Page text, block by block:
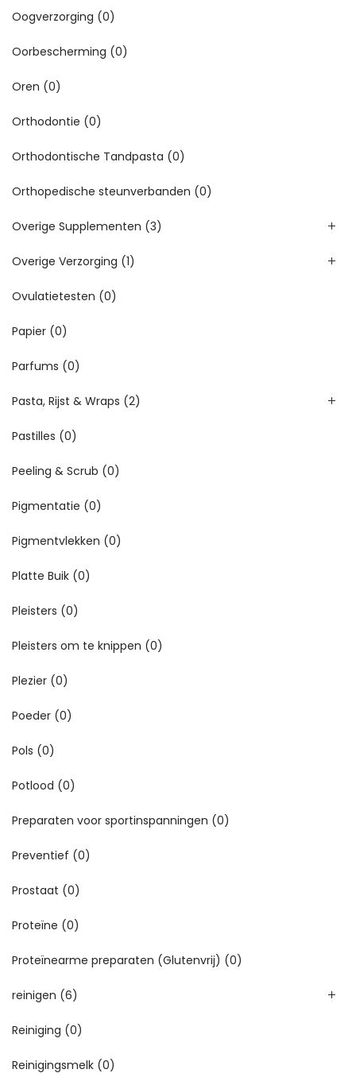
Oogverzorging (0)
Oorbescherming (0)
Oren (0)
Orthodontie (0)
Orthodontische Tandpasta (0)
Orthopedische steunverbanden (0)
Overige Supplementen (3)
Overige Verzorging (1)
Ovulatietesten (0)
Papier (0)
Parfums (0)
Pasta, Rijst & Wraps (2)
Pastilles (0)
Peeling & Scrub (0)
Pigmentatie (0)
Pigmentvlekken (0)
Platte Buik (0)
Pleisters (0)
Pleisters om te knippen (0)
Plezier (0)
Poeder (0)
Pols (0)
Potlood (0)
Preparaten voor sportinspanningen (0)
Preventief (0)
Prostaat (0)
Proteïne (0)
Proteïnearme preparaten (Glutenvrij) (0)
reinigen (6)
Reiniging (0)
Reinigingsmelk (0)